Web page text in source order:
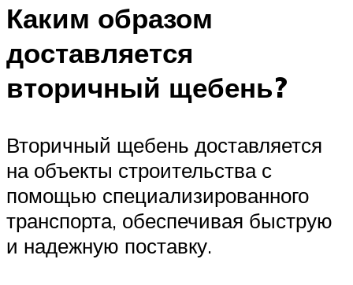
Каким образом
доставляется
вторичный щебень?
Вторичный щебень доставляется
на объекты строительства с
помощью специализированного
транспорта, обеспечивая быструю
и надежную поставку.